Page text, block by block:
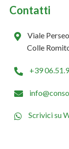
Contatti
Viale
Colle Romito |
+39
Scrivici su